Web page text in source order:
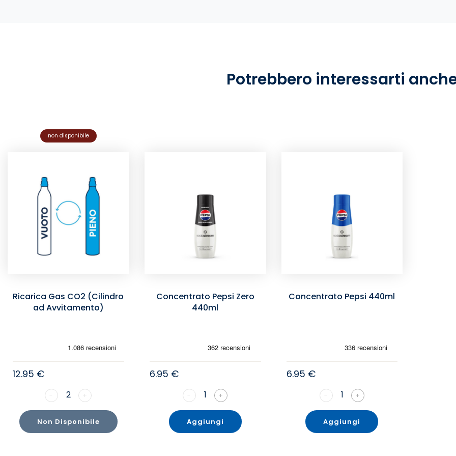
Potrebbero interessarti
non disponibile
Ricarica Gas CO2 (Cilindro
ad Avvitamento)
12.95 €
2 +
Non Disponibile
Concentrato Pepsi Zero
440ml
6.95 €
1 +
Aggiungi
Concentrato Pepsi 440ml
6.95 €
1 +
Aggiungi